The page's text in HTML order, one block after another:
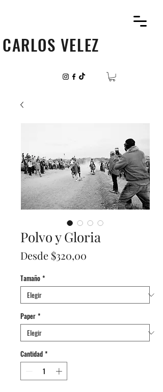
CARLOS VELEZ
Polvo y Gloria
Desde $320,00
Tamaño *
Paper *
Cantidad *